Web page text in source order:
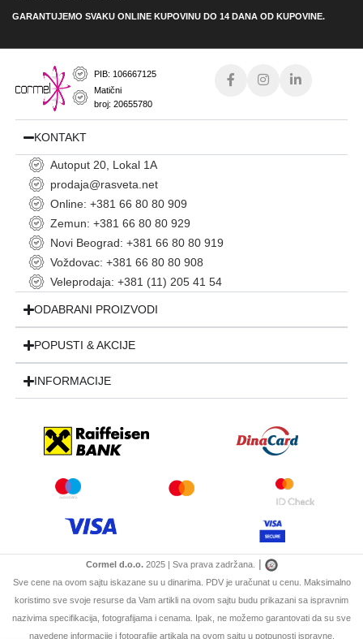
GARANTUJEMO SVAKU ONLINE KUPOVINU DO 14 DANA OD KUPOVINE.
PIB: 106667125
Matični
broj: 20655780
KONTAKT
Autoput 20, Lokal 1A
prodaja@rasveta.net
Online: +381 66 80 80 909
Zemun: +381 66 80 80 929
Novi Beograd: +381 66 80 80 919
Voždovac: +381 66 80 80 908
Veleprodaja: +381 (11) 205 41 54
ODABRANI PROIZVODI
POPUSTI & AKCIJE
INFORMACIJE
Cormel d.o.o.2025 | Sva prava zadržana. |
Sve cene na ovom sajtu iskazane su u dinarima. PDV je uračunat u cenu. Maksimalno
koristimo sve svoje resurse da Vam artikli na ovom sajtu budu prikazani sa ispravnim
nazivima specifikacija, fotografijama i cenama. Ipak, ne možemo garantovati da su sve
navedene informacije i fotografije artikala na ovom sajtu u potpunosti ispravne.